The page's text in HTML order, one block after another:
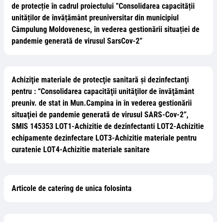
de protecție în cadrul proiectului ”Consolidarea capacității
unităților de învățământ preuniversitar din municipiul
Câmpulung Moldovenesc, în vederea gestionării situației de
pandemie generată de virusul SarsCov-2”
Achiziţie materiale de protecţie sanitară şi dezinfectanţi
pentru : “Consolidarea capacităţii unităţilor de învăţământ
preuniv. de stat in Mun.Campina in în vederea gestionării
situaţiei de pandemie generată de virusul SARS-Cov-2”,
SMIS 145353 LOT1-Achizitie de dezinfectanti LOT2-Achizitie
echipamente dezinfectare LOT3-Achizitie materiale pentru
curatenie LOT4-Achizitie materiale sanitare
Articole de catering de unica folosinta